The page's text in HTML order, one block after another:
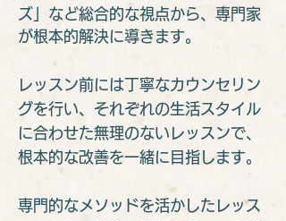
ズ」など総合的な視点から、専門家
が根本的解決に導きます。
レッスン前には丁寧なカウンセリン
グを行い、それぞれの生活スタイル
に合わせた無理のないレッスンで、
根本的な改善を一緒に目指します。
専門的なメソッドを活かしたレッス